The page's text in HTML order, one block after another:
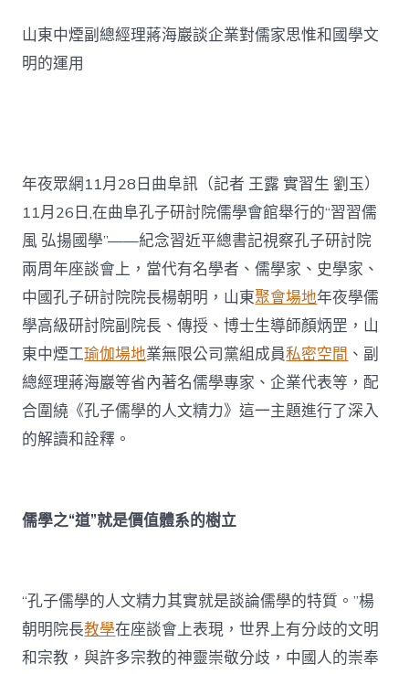
山東中煙副總經理蔣海巖談企業對儒家思惟和國學文
明的運用
年夜眾網11月28日曲阜訊（記者 王露 實習生 劉玉）
11月26日,在曲阜孔子研討院儒學會館舉行的“習習儒
風 弘揚國學”——紀念習近平總書記視察孔子研討院
兩周年座談會上，當代有名學者、儒學家、史學家、
中國孔子研討院院長楊朝明，山東聚會場地年夜學儒
學高級研討院副院長、傳授、博士生導師顏炳罡，山
東中煙工瑜伽場地業無限公司黨組成員私密空間 、副
總經理蔣海巖等省內著名儒學專家、企業代表等，配
合圍繞《孔子儒學的人文精力》這一主題進行了深入
的解讀和詮釋。
儒學之“道”就是價值體系的樹立
“孔子儒學的人文精力其實就是談論儒學的特質。”楊
朝明院長教學在座談會上表現，世界上有分歧的文明
和宗教，與許多宗教的神靈崇敬分歧，中國人的崇奉